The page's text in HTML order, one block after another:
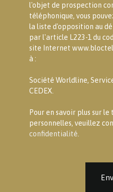
l'objet de prospection
téléphonique, vous
la liste d'opposition au
par l'article L223-1 du
site Internet
à :
Société Worldline,
CEDEX.
Pour en savoir plus sur
personnelles, veuillez
confidentialité